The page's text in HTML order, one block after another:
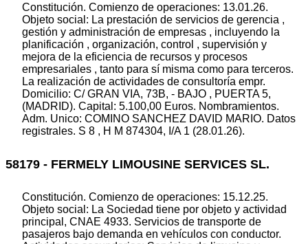
Constitución. Comienzo de operaciones: 13.01.26.
Objeto social: La prestación de servicios de gerencia ,
gestión y administración de empresas , incluyendo la
planificación , organización, control , supervisión y
mejora de la eficiencia de recursos y procesos
empresariales , tanto para sí misma como para terceros.
La realización de actividades de consultoría empr.
Domicilio: C/ GRAN VIA, 73B, - BAJO , PUERTA 5,
(MADRID). Capital: 5.100,00 Euros. Nombramientos.
Adm. Unico: COMINO SANCHEZ DAVID MARIO. Datos
registrales. S 8 , H M 874304, I/A 1 (28.01.26).
58179 - FERMELY LIMOUSINE SERVICES SL.
Constitución. Comienzo de operaciones: 15.12.25.
Objeto social: La Sociedad tiene por objeto y actividad
principal, CNAE 4933. Servicios de transporte de
pasajeros bajo demanda en vehículos con conductor.